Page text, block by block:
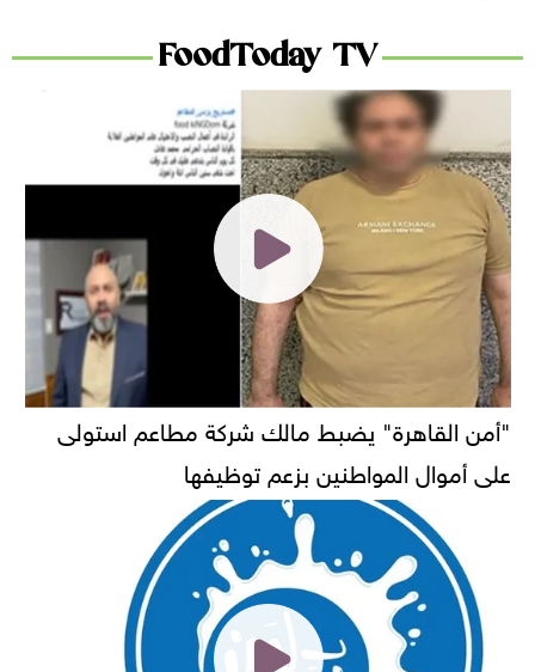
FoodToday TV
"أمن القاهرة" يضبط مالك شركة مطاعم استولى
على أموال المواطنين بزعم توظيفها